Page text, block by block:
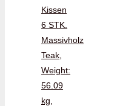
Kissen
6 STK.
Massivholz
Teak,
Weight:
56.09
kg,